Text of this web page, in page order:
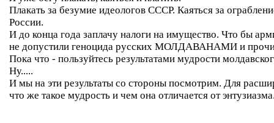
Плакать за безумие идеологов СССР. Каяться за
России.
И до конца года заплачу налоги на имущество. Что бы
не допустили геноцида русских МОЛДАВАНАМИ и
Пока что - пользуйтесь результатами мудрости
Ну.....
И мы на эти результаты со стороны посмотрим. Для
что же такое мудрость и чем она отличается от